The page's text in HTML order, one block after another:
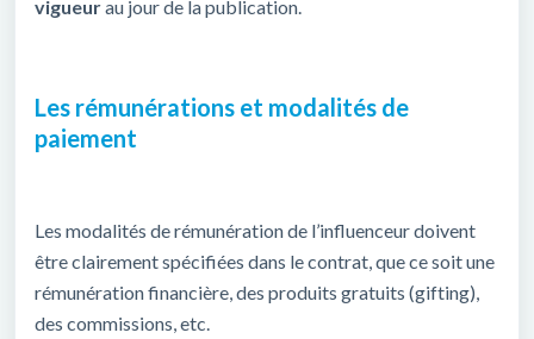
vigueurau jour de la publication.
Les rémunérations et modalités de
paiement
Les modalités de rémunération de l’influenceur doivent
être clairement spécifiées dans le contrat, que ce soit une
rémunération financière, des produits gratuits (gifting),
des commissions, etc.